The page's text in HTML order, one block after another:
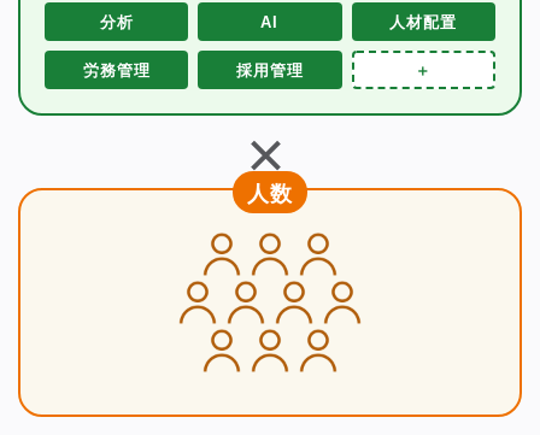
分析 AI 人材配置
労務管理 採用管理 ＋
＋
人数